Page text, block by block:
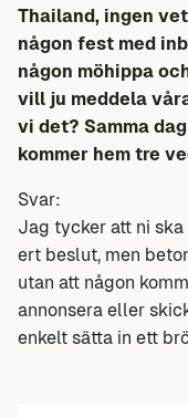
Thailand, ingen
någon fest med
någon möhippa
vill ju meddela
vi det? Samma
kommer hem tre
Svar:
Jag tycker att ni
ert beslut, men
utan att någon
annonsera eller
enkelt sätta in ett